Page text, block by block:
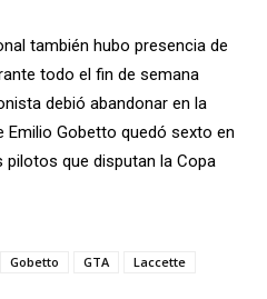
también hubo presencia de
todo el fin de semana
debió abandonar en la
Emilio Gobetto quedó sexto en
que disputan la Copa
Gobetto GTA
Laccette